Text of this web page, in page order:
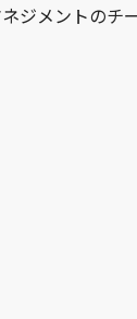
ジメントのチ